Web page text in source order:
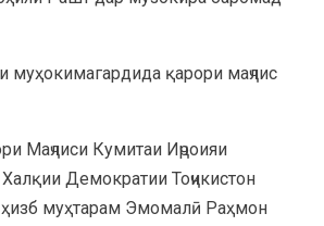
муҳокимагардида қарори маҷлис
Маҷлиси Кумитаи Иҷроияи
Демократии Тоҷикистон
муҳтарам Эмомалӣ Раҳмон